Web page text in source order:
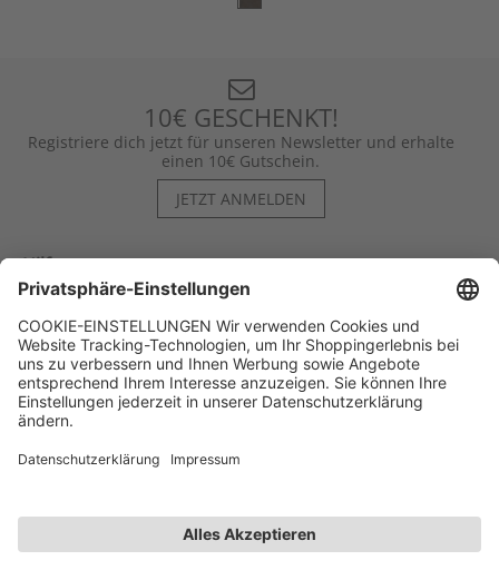
10€ GESCHENKT!
Registriere dich jetzt für unseren Newsletter und erhalte
einen 10€ Gutschein.
JETZT ANMELDEN
Hilfe
Kontakt
Kategorien
Affiliate-Partner­programm